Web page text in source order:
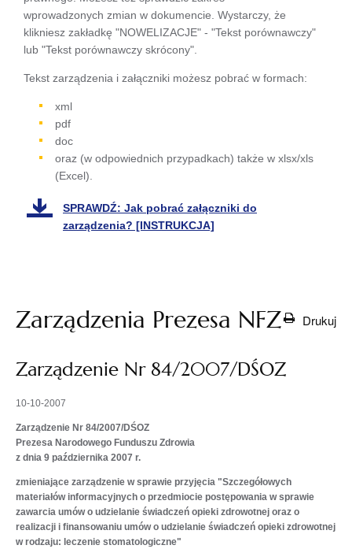
wprowadzonych zmian w dokumencie. Wystarczy, że
klikniesz zakładkę "NOWELIZACJE" - "Tekst porównawczy"
lub "Tekst porównawczy skrócony".
Tekst zarządzenia i załączniki możesz pobrać w formach:
xml
pdf
doc
oraz (w odpowiednich przypadkach) także w xlsx/xls
(Excel).
SPRAWDŹ: Jak pobrać załączniki do
zarządzenia? [INSTRUKCJA]
Zarządzenia Prezesa NFZ Drukuj
Zarządzenie Nr 84/2007/DŚOZ
10-10-2007
Zarządzenie Nr 84/2007/DŚOZ
Prezesa Narodowego Funduszu Zdrowia
z dnia 9 października 2007 r.
zmieniające zarządzenie w sprawie przyjęcia "Szczegółowych
materiałów informacyjnych o przedmiocie postępowania w sprawie
zawarcia umów o udzielanie świadczeń opieki zdrowotnej oraz o
realizacji i finansowaniu umów o udzielanie świadczeń opieki zdrowotnej
w rodzaju: leczenie stomatologiczne"